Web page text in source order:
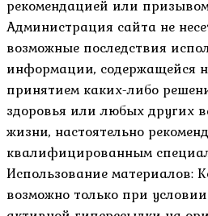
рекомендацией или
Администрация сайта не
возможные последствия
информации, содержащейся
принятием каких-либо
здоровья или любых других
жизни, настоятельно
квалифицированным
Использование материалов:
возможно только при